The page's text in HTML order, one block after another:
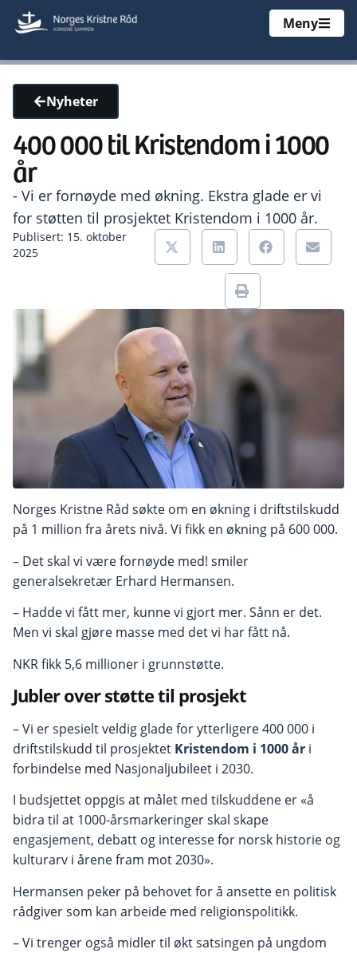
Meny
Nyheter
400 000 til Kristendom i 1000
år
- Vi er fornøyde med økning. Ekstra glade er vi
for støtten til prosjektet Kristendom i 1000 år.
Publisert: 15. oktober
2025
Norges Kristne Råd søkte om en økning i driftstilskudd
på 1 million fra årets nivå. Vi fikk en økning på 600 000.
– Det skal vi være fornøyde med! smiler
generalsekretær Erhard Hermansen.
– Hadde vi fått mer, kunne vi gjort mer. Sånn er det.
Men vi skal gjøre masse med det vi har fått nå.
NKR fikk 5,6 millioner i grunnstøtte.
Jubler over støtte til prosjekt
– Vi er spesielt veldig glade for ytterligere 400 000 i
driftstilskudd til prosjektet Kristendom i 1000 år i
forbindelse med Nasjonaljubileet i 2030.
I budsjettet oppgis at målet med tilskuddene er «å
bidra til at 1000-årsmarkeringer skal skape
engasjement, debatt og interesse for norsk historie og
kulturarv i årene fram mot 2030».
Hermansen peker på behovet for å ansette en politisk
rådgiver som kan arbeide med religionspolitikk.
– Vi trenger også midler til økt satsingen på ungdom